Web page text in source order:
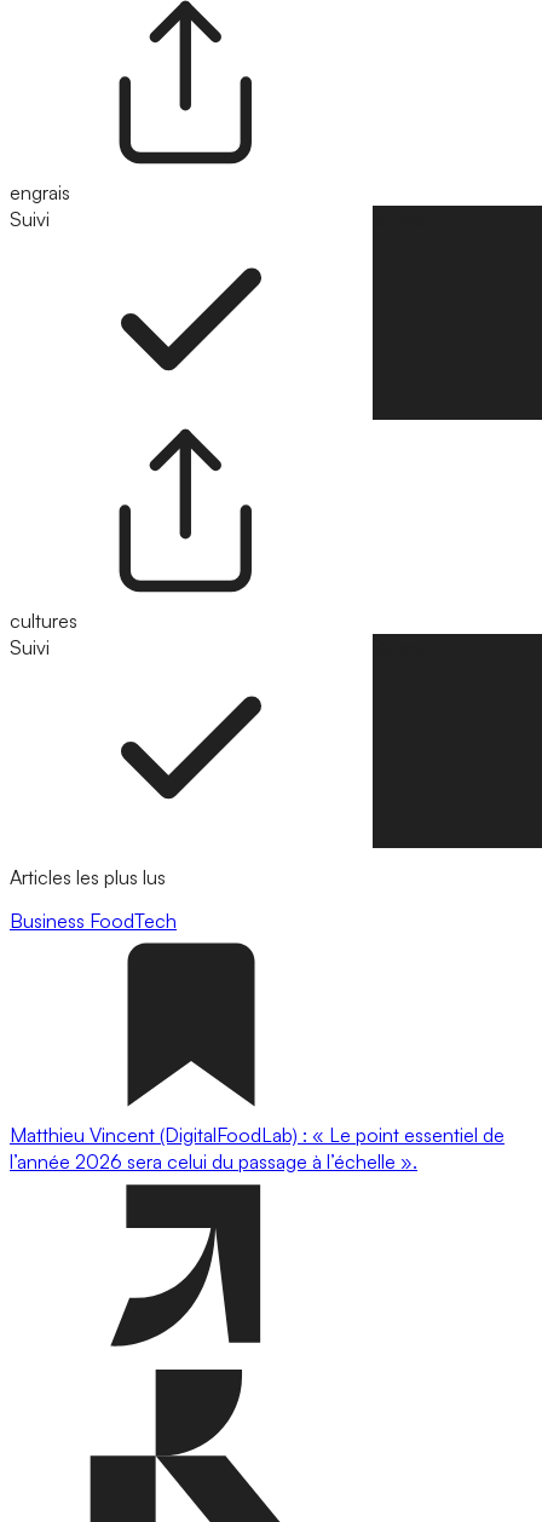
engrais
Suivi
cultures
Suivi
Articles les plus lus
Business FoodTech
Matthieu Vincent (DigitalFoodLab) : « Le point essentiel de
l’année 2026 sera celui du passage à l’échelle ».